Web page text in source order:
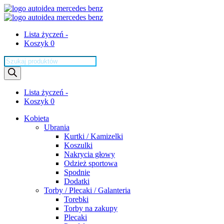
Lista życzeń -
Koszyk 0
Wyszukiwarka
produktów
Lista życzeń -
Koszyk 0
Kobieta
Ubrania
Kurtki / Kamizelki
Koszulki
Nakrycia głowy
Odzież sportowa
Spodnie
Dodatki
Torby / Plecaki / Galanteria
Torebki
Torby na zakupy
Plecaki